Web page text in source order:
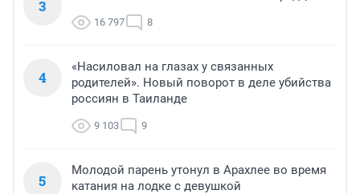
3
16 797 8
4
«Насиловал на глазах у связанных
родителей». Новый поворот в деле убийства
россиян в Таиланде
9 103 9
5
Молодой парень утонул в Арахлее во время
катания на лодке с девушкой